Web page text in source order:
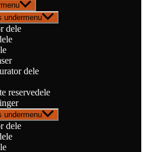
undermenu
dele
dele
reservedele
undermenu
dele